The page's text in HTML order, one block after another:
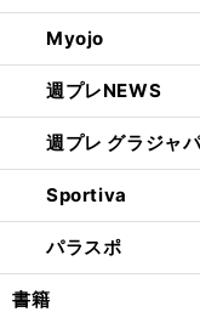
Myojo
週プレNEWS
週プレ グラジャ
Sportiva
パラスポ
書籍